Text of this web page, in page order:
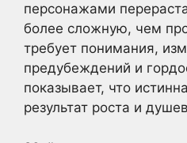
персонажами
более сложную, чем
требует понимания,
предубеждений и
показывает, что
результат роста и